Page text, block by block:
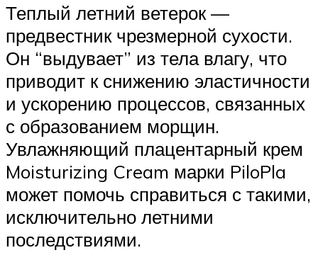
Теплый летний ветерок —
предвестник чрезмерной сухости.
Он “выдувает” из тела влагу, что
приводит к снижению эластичности
и ускорению процессов, связанных
с образованием морщин.
Увлажняющий плацентарный крем
Moisturizing Cream марки PiloPla
может помочь справиться с такими,
исключительно летними
последствиями.